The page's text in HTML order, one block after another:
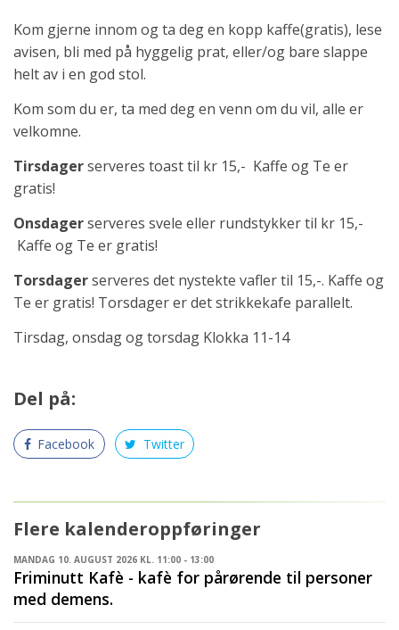
Kom gjerne innom og ta deg en kopp kaffe(gratis), lese
avisen, bli med på hyggelig prat, eller/og bare slappe
helt av i en god stol.
Kom som du er, ta med deg en venn om du vil, alle er
velkomne.
Tirsdagerserveres toast til kr 15,- Kaffe og Te er
gratis!
Onsdagerserveres svele eller rundstykker til kr 15,-
Kaffe og Te er gratis!
Torsdagerserveres det nystekte vafler til 15,-. Kaffe og
Te er gratis! Torsdager er det strikkekafe parallelt.
Tirsdag, onsdag og torsdag Klokka 11-14
Del på:
Facebook Twitter
Flere kalenderoppføringer
MANDAG 10. AUGUST 2026 KL. 11:00 - 13:00
Friminutt Kafè - kafè for pårørende til personer
med demens.